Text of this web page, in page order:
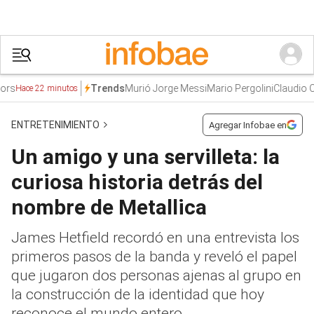
Hace 22 minutos TrendsMurió Jorge MessiMario PergoliniClaudio
ENTRETENIMIENTO Agregar Infobae en
Un amigo y una servilleta: la
curiosa historia detrás del
nombre de Metallica
James Hetfield recordó en una entrevista los
primeros pasos de la banda y reveló el papel
que jugaron dos personas ajenas al grupo en
la construcción de la identidad que hoy